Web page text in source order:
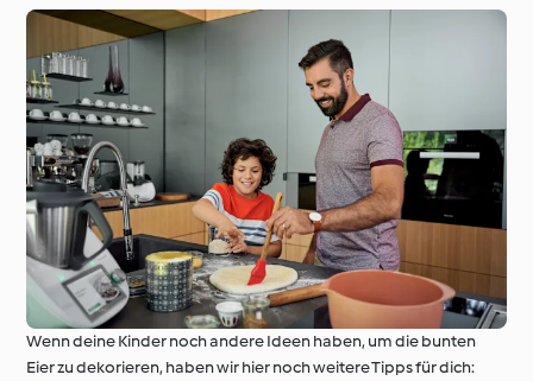
Wenn deine Kinder noch andere Ideen haben, um die bunten
Eier zu dekorieren, haben wir hier noch weitere Tipps für dich: